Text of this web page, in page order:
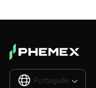
Português 